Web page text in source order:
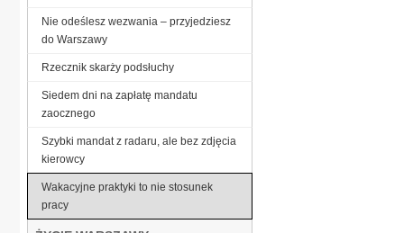
Nie odeślesz wezwania – przyjedziesz
do Warszawy
Rzecznik skarży podsłuchy
Siedem dni na zapłatę mandatu
zaocznego
Szybki mandat z radaru, ale bez zdjęcia
kierowcy
Wakacyjne praktyki to nie stosunek
pracy